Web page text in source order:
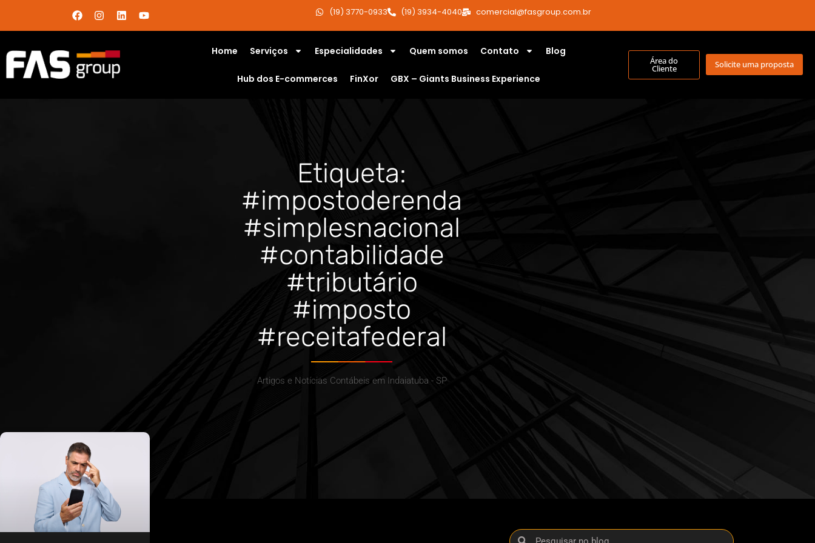
(19) 3770-0933 (19) 3934-4040 comercial@fasgroup.com.br
Home Serviços Especialidades Quem somos Contato Blog
Hub dos E-commerces FinXor GBX – Giants Business Experience
Área do
Cliente Solicite uma proposta
Etiqueta:
#impostoderenda
#simplesnacional
#contabilidade
#tributário
#imposto
#receitafederal
Artigos e Notícias Contábeis em Indaiatuba - SP